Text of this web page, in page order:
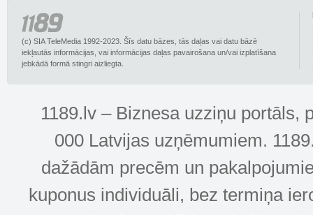
(c) SIA TeleMedia 1992-2023. Šīs datu bāzes, tās daļas vai datu bāzē
iekļautās informācijas, vai informācijas daļas pavairošana un/vai izplatīšana
jebkādā formā stingri aizliegta.
1189.lv – Biznesa uzziņu portāls,
000 Latvijas uzņēmumiem.
dažādām precēm un
kuponus individuāli, bez termiņa